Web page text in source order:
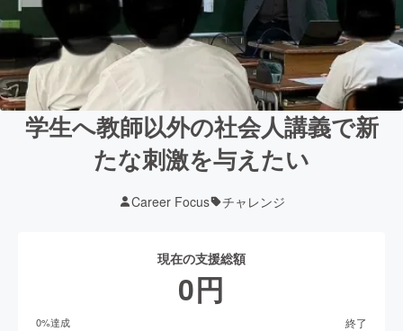
学生へ教師以外の社会人講義で新
たな刺激を与えたい
Career Focus チャレンジ
現在の支援総額
0円
0%達成 終了